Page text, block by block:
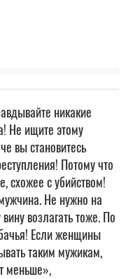
никакие
Не ищите этому
вы становитесь
Потому что
схожее с убийством!
Не нужно на
возлагать тоже. По
Если женщины
таким мужикам,
меньше»,